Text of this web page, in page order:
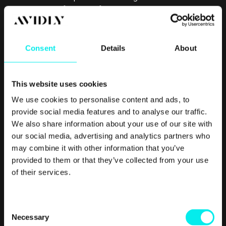
Consent Details About
This website uses cookies
We use cookies to personalise content and ads, to
provide social media features and to analyse our traffic.
We also share information about your use of our site with
our social media, advertising and analytics partners who
may combine it with other information that you’ve
provided to them or that they’ve collected from your use
of their services.
Necessary
høydepunkt? Når du uten å tenke deg om analyserer
brukervennlighet, konverteringspunkter og bildebruk på
uoppfordret sprer rundt deg med tips og triks for god
påstandene om markedsførere.
(2) 11 steder du kan
hente (fine) gratis bilder
til bloggen